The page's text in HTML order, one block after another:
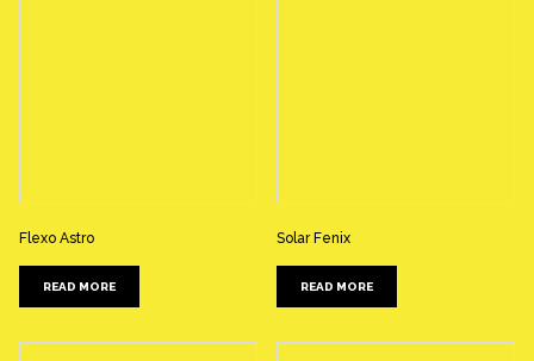
Flexo Astro
READ MORE
Solar Fenix
READ MORE